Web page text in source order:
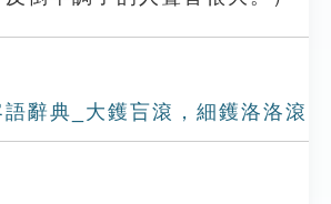
辭典_大鑊吂滾，細鑊洛洛滾